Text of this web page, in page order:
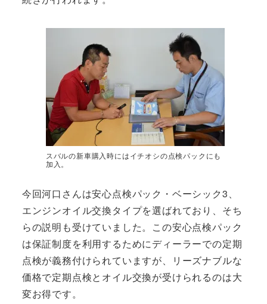
スバルの新車購入時にはイチオシの点検パックにも
加入。
今回河口さんは安心点検パック・ベーシック3、
エンジンオイル交換タイプを選ばれており、そち
らの説明も受けていました。この安心点検パック
は保証制度を利用するためにディーラーでの定期
点検が義務付けられていますが、リーズナブルな
価格で定期点検とオイル交換が受けられるのは大
変お得です。